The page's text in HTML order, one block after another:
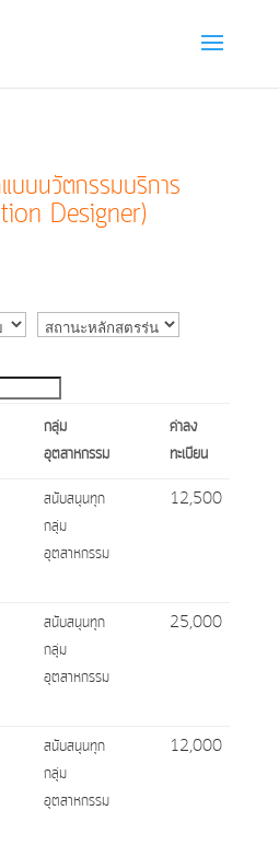
บบนวัตกรรมบริการ
Designer)
กลุ่ม
อุตสาหกรรม
ค่าลง
ทะเบียน
สนับสนุนทุก
กลุ่ม
อุตสาหกรรม
12,500
สนับสนุนทุก
กลุ่ม
อุตสาหกรรม
25,000
สนับสนุนทุก
กลุ่ม
อุตสาหกรรม
12,000